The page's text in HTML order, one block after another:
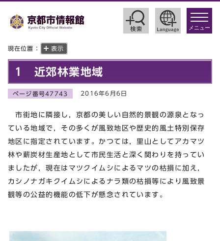
toggle
メニュー
現在位置： 表示
1 近郊林業地域
ページ番号47743 2016年6月6日
市街地に隣接し，京都の美しい自然的景観の源泉となっ
ている地域で，その多くが風致地区や歴史的風土特別保存
地区に指定されています。かつては，里山としてアカマツ
林や薪炭材生産地として市民生活と深く関わりを持ってい
ましたが，現在はマツクイムシによるマツの枯損に加え，
カシノナガキクイムシによるナラ類の枯損等により風致景
観等の公益的機能の低下が懸念されています。